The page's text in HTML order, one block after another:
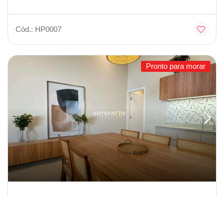
Cód.: HP0007
Pronto para morar